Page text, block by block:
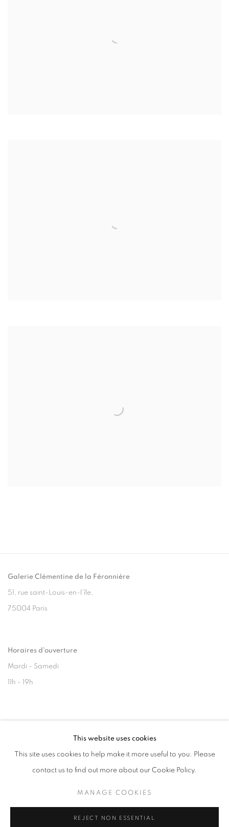
Galerie Clémentine de la Féronnière
51, rue saint-Louis-en-l’île,
75004 Paris
Horaires d'ouverture
Mardi - Samedi
11h - 19h
mail@galerieclementinedelaferonniere.fr
COPYRIGHT © CLÉMENTINE DE LA FÉRONNIÈRE. 2026
This website uses cookies
This site uses cookies to help make it more useful to you. Please
contact us to find out more about our Cookie Policy.
MANAGE COOKIES
REJECT NON ESSENTIAL